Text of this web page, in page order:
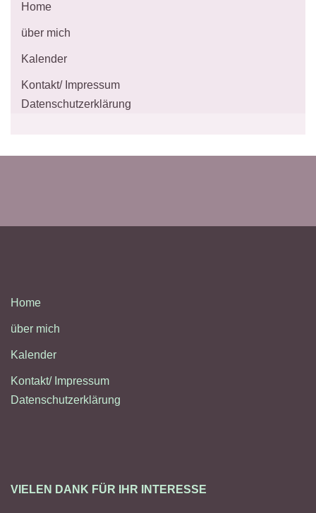
Home
über mich
Kalender
Kontakt/ Impressum
Datenschutzerklärung
Home
über mich
Kalender
Kontakt/ Impressum
Datenschutzerklärung
VIELEN DANK FÜR IHR INTERESSE